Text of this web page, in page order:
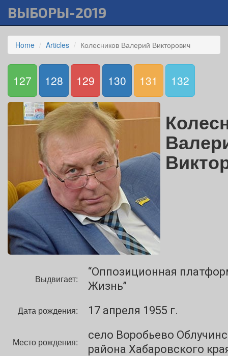
ВЫБОРЫ-2019
Home Articles Колесников Валерий Викторович
127 128 129 130 131 132
Выдвигает:
“Оппозиционная
Жизнь”
Дата рождения: 17 апреля 1955 г.
Место рождения:
село Воробьево
района Хабаровского